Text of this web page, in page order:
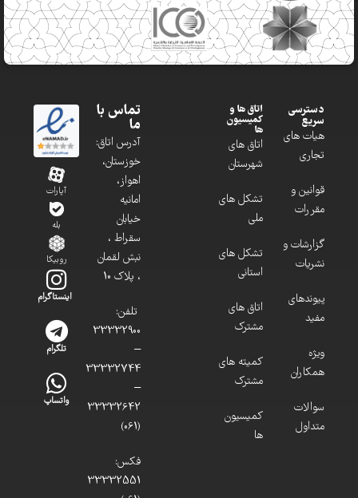
دسترسی
سریع
هیات های
تجاری
قوانین و
مقررات
گزارشات و
نشریات
پیوندهای
مفید
ویژه
همکاران
سوالات
متداول
اتاق ها و
کمیسیون
ها
اتاق های
شهرستان
تشکل های
ملی
تشکل های
استانی
اتاق های
مشترک
کمیته های
مشترک
کمیسیون
ها
تماس با
ما
آدرس اتاق:
خوزستان،
اهواز،
امانیه
خیابان
سقراط ،
نبش لقمان
، پلاک 10
تلفن:
33332900
–
33332744
–
33332642
(061)
فکس:
33332551
آپارات
بله
روبیکا
اینستاگرام
تلگرام
واتساپ